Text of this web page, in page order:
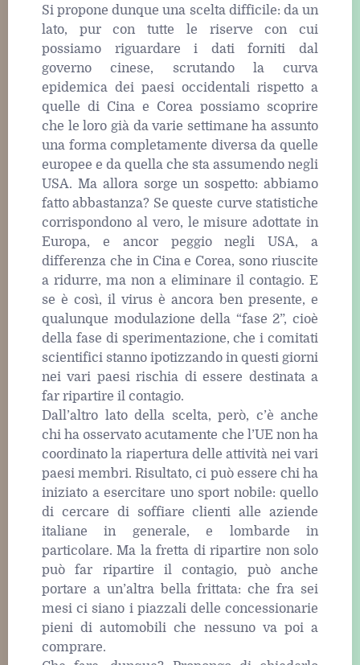
Si propone dunque una scelta difficile: da un
lato, pur con tutte le riserve con cui
possiamo riguardare i dati forniti dal
governo cinese, scrutando la curva
epidemica dei paesi occidentali rispetto a
quelle di Cina e Corea possiamo scoprire
che le loro già da varie settimane ha assunto
una forma completamente diversa da quelle
europee e da quella che sta assumendo negli
USA. Ma allora sorge un sospetto: abbiamo
fatto abbastanza? Se queste curve statistiche
corrispondono al vero, le misure adottate in
Europa, e ancor peggio negli USA, a
differenza che in Cina e Corea, sono riuscite
a ridurre, ma non a eliminare il contagio. E
se è così, il virus è ancora ben presente, e
qualunque modulazione della “fase 2”, cioè
della fase di sperimentazione, che i comitati
scientifici stanno ipotizzando in questi giorni
nei vari paesi rischia di essere destinata a
far ripartire il contagio.
Dall’altro lato della scelta, però, c’è anche
chi ha osservato acutamente che l’UE non ha
coordinato la riapertura delle attività nei vari
paesi membri. Risultato, ci può essere chi ha
iniziato a esercitare uno sport nobile: quello
di cercare di soffiare clienti alle aziende
italiane in generale, e lombarde in
particolare. Ma la fretta di ripartire non solo
può far ripartire il contagio, può anche
portare a un’altra bella frittata: che fra sei
mesi ci siano i piazzali delle concessionarie
pieni di automobili che nessuno va poi a
comprare.